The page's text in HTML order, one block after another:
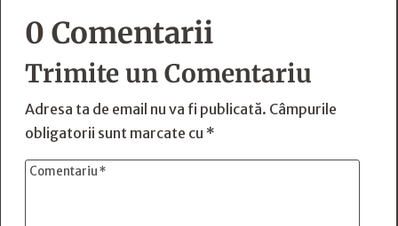
0 Comentarii
Trimite un Comentariu
Adresa ta de email nu va fi publicată. Câmpurile
obligatorii sunt marcate cu *